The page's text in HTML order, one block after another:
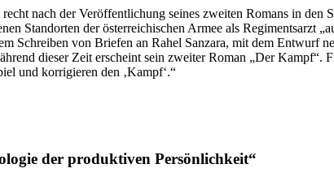
nach der Veröffentlichung seines zweiten Romans in
Standorten der österreichischen Armee als Regimentsarzt
Schreiben von Briefen an Rahel Sanzara, mit dem Entwurf
dieser Zeit erscheint sein zweiter Roman „Der Kampf“.
und korrigieren den ‚Kampf‘.“
der produktiven Persönlichkeit“